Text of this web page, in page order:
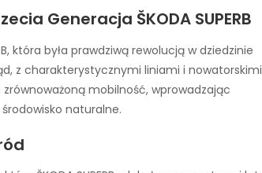
Generacja ŠKODA SUPERB
która była prawdziwą rewolucją w dziedzinie
z charakterystycznymi liniami i nowatorskimi
mobilność, wprowadzając
naturalne.